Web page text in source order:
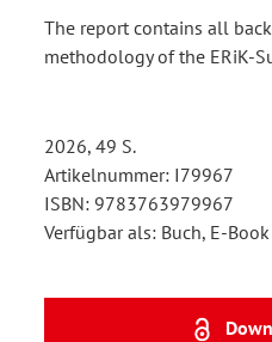
The report contains all
methodology of the ERiK-
2026, 49 S.
Artikelnummer: I79967
ISBN: 9783763979967
Verfügbar als: Buch, E-Book